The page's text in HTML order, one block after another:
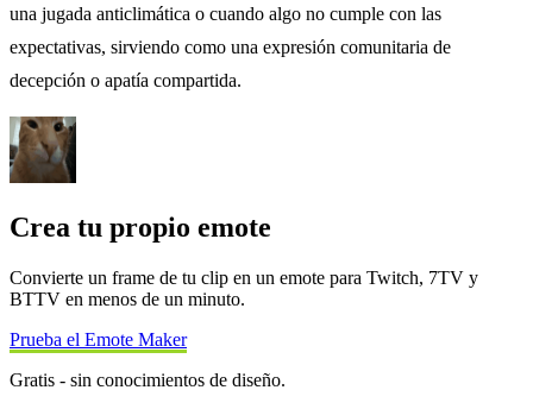
una jugada anticlimática o cuando algo no cumple con las
expectativas, sirviendo como una expresión comunitaria de
decepción o apatía compartida.
Crea tu propio emote
Convierte un frame de tu clip en un emote para Twitch, 7TV y
BTTV en menos de un minuto.
Prueba el Emote Maker
Gratis - sin conocimientos de diseño.